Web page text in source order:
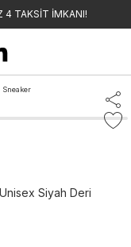
4 TAKSİT İMKANI!
Sneaker
Siyah Deri